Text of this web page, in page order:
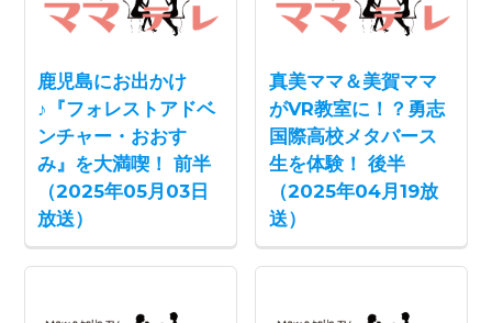
鹿児島にお出かけ
♪『フォレストアドベ
ンチャー・おおす
み』を大満喫！ 前半
（2025年05月03日
放送）
真美ママ＆美賀ママ
がVR教室に！？勇志
国際高校メタバース
生を体験！ 後半
（2025年04月19放
送）